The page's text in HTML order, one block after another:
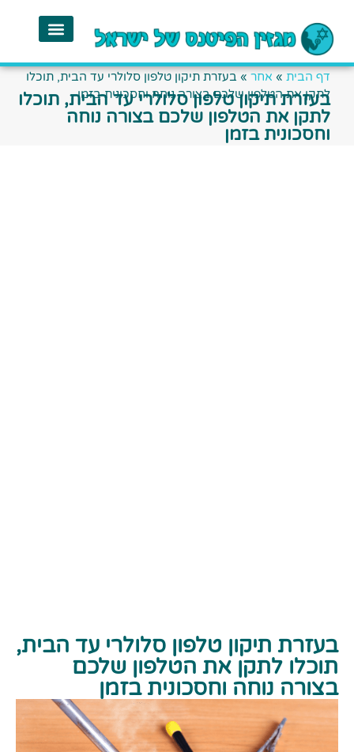
דף הבית » אחר » בעזרת תיקון טלפון סלולרי עד הבית, תוכלו
לתקן את הטלפון שלכם בצורה נוחה וחסכונית בזמן
בעזרת תיקון טלפון סלולרי עד הבית, תוכלו
לתקן את הטלפון שלכם בצורה נוחה
וחסכונית בזמן
בעזרת תיקון טלפון סלולרי עד הבית,
תוכלו לתקן את הטלפון שלכם
בצורה נוחה וחסכונית בזמן